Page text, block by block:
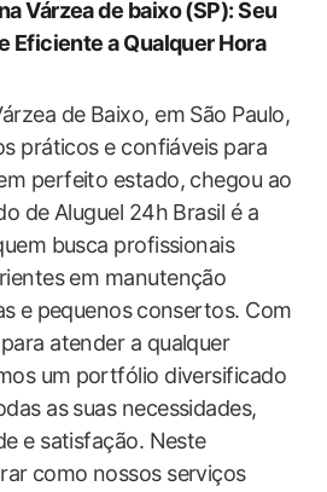
Várzea de baixo (SP): Seu
Eficiente a Qualquer Hora
de ‍Baixo, em São‌ Paulo,
práticos e confiáveis para
perfeito estado, chegou‍ ao⁢
de Aluguel 24h Brasil é a
busca profissionais
em manutenção
e ⁤pequenos ⁣consertos. Com
‌atender a qualquer
um⁤ portfólio diversificado
as suas necessidades,
e satisfação. Neste
⁢como nossos serviços